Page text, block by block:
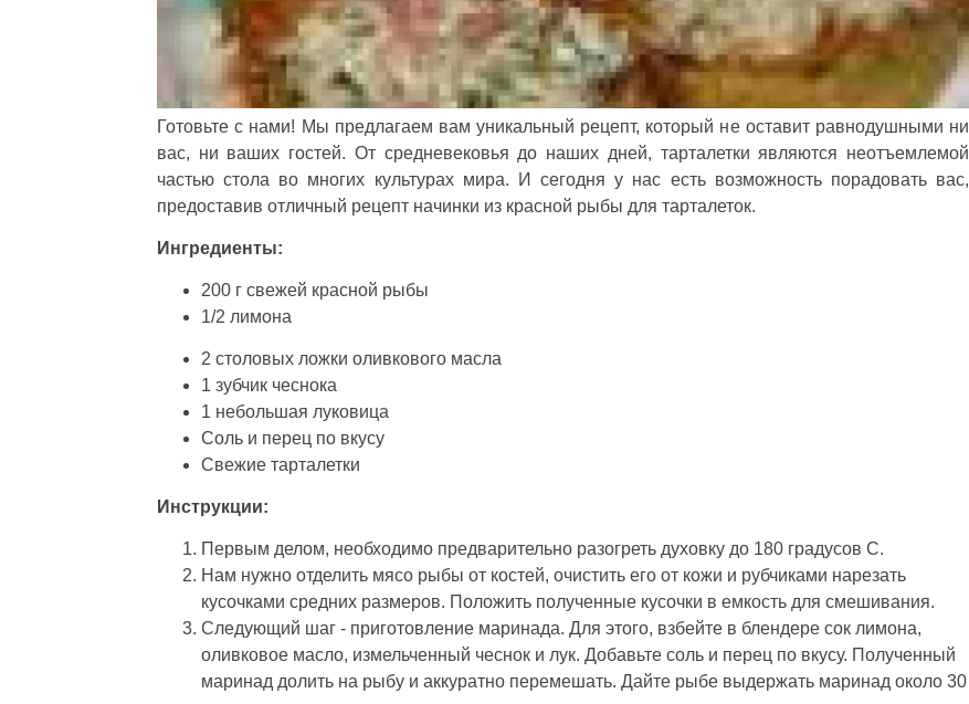
Готовьте с нами! Мы предлагаем вам уникальный рецепт, который не оставит равнодушными ни
вас, ни ваших гостей. От средневековья до наших дней, тарталетки являются неотъемлемой
частью стола во многих культурах мира. И сегодня у нас есть возможность порадовать вас,
предоставив отличный рецепт начинки из красной рыбы для тарталеток.
Ингредиенты:
200 г свежей красной рыбы
1/2 лимона
2 столовых ложки оливкового масла
1 зубчик чеснока
1 небольшая луковица
Соль и перец по вкусу
Свежие тарталетки
Инструкции:
Первым делом, необходимо предварительно разогреть духовку до 180 градусов С.
Нам нужно отделить мясо рыбы от костей, очистить его от кожи и рубчиками нарезать
кусочками средних размеров. Положить полученные кусочки в емкость для смешивания.
Следующий шаг - приготовление маринада. Для этого, взбейте в блендере сок лимона,
оливковое масло, измельченный чеснок и лук. Добавьте соль и перец по вкусу. Полученный
маринад долить на рыбу и аккуратно перемешать. Дайте рыбе выдержать маринад около 30